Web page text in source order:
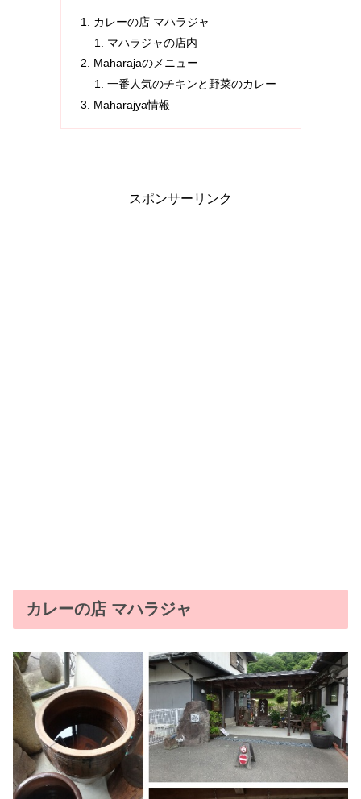
カレーの店 マハラジャ
マハラジャの店内
Maharajaのメニュー
一番人気のチキンと野菜のカレー
Maharajya情報
スポンサーリンク
カレーの店 マハラジャ